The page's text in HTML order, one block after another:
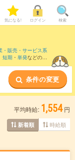
気になる! ログイン 検索
・販売・サービス系
短期 ・ 単発などの期
のお仕事もご確認い
条件の変更
平均時給: 1,554 円
新着順 時給順